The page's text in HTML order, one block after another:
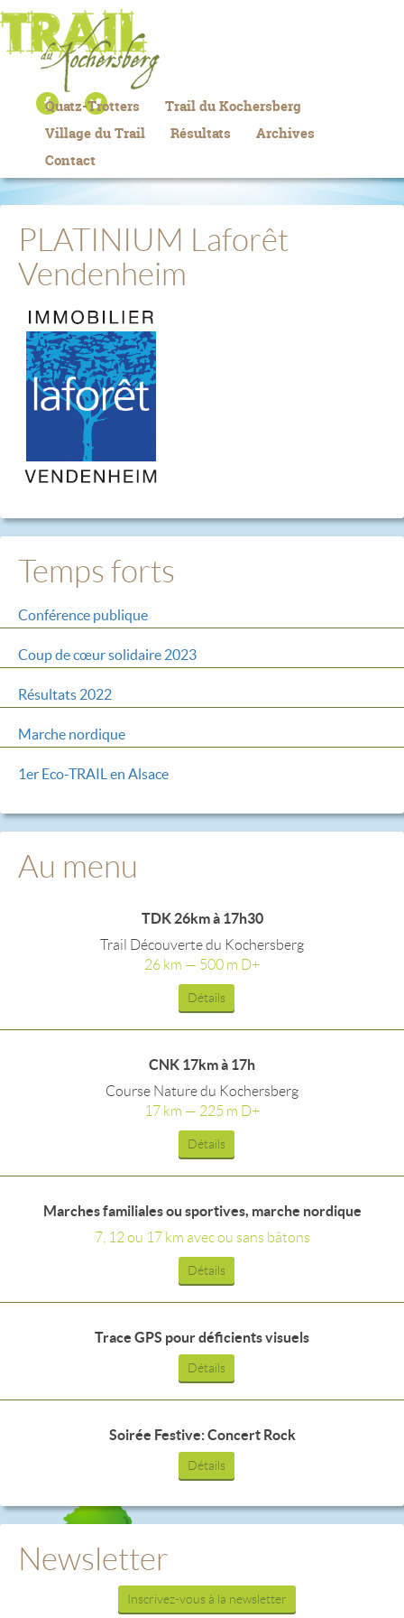
Quatz-Trotters
Trail du Kochersberg
Village du Trail
Résultats
Archives
Contact
PLATINIUM Laforêt
Vendenheim
Temps forts
Conférence publique
Coup de cœur solidaire 2023
Résultats 2022
Marche nordique
1er Eco-TRAIL en Alsace
Au menu
TDK 26km à 17h30
Trail Découverte du Kochersberg
26 km — 500 m D+
Détails
CNK 17km à 17h
Course Nature du Kochersberg
17 km — 225 m D+
Détails
Marches familiales ou sportives, marche nordique
7, 12 ou 17 km avec ou sans bâtons
Détails
Trace GPS pour déficients visuels
Détails
Soirée Festive: Concert Rock
Détails
Newsletter
Inscrivez-vous à la newsletter